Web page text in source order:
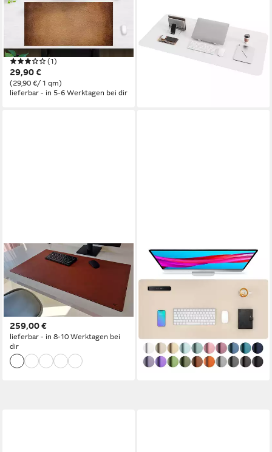
Schreibtischunterlage
abwaschbar - Leder Optik
braun - aus premium Vinyl -
Made in Germany
(1)
29,90 €
(29,90 €/ 1 qm)
lieferbar - in 5-6 Werktagen bei dir
Schreibtischunterlage Leder
Wildleder Weiß 100x50cm
51,95 €
lieferbar - in 6-7 Werktagen bei dir
PROFI MATS
Schreibtischunterlage
Schreibtischunterlage
Blankleder Vollleder 80 x
45cm Dickleder
259,00 €
lieferbar - in 8-10 Werktagen bei
dir
LUXUSKOLLEKTION
Schreibtischunterlage
ad PU Leder Wildleder Beige
40 x 80 cm
40,95 €
lieferbar - in 6-7 Werktagen bei dir